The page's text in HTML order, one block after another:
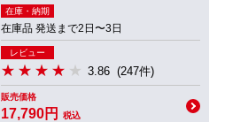
在庫・納期
在庫品 発送まで2日〜3日
レビュー
3.86 (247件)
販売価格
17,790円 税込